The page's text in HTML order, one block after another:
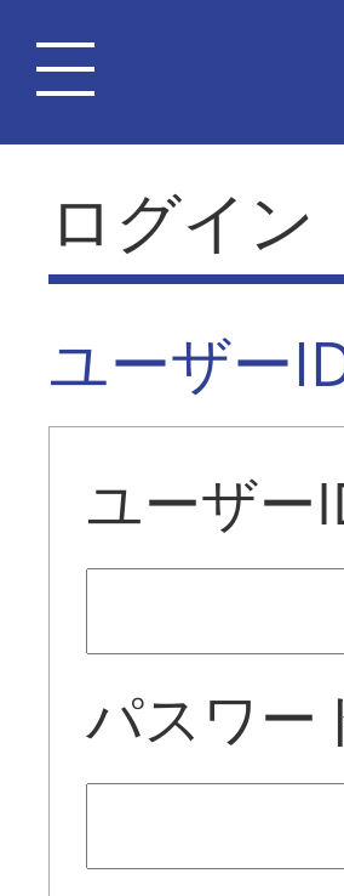
ログイン
ユーザー
ユーザー
パスワー